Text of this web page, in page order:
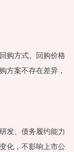
购方式、回购价格
方案不存在差异，
发、债务履约能力
化，不影响上市公